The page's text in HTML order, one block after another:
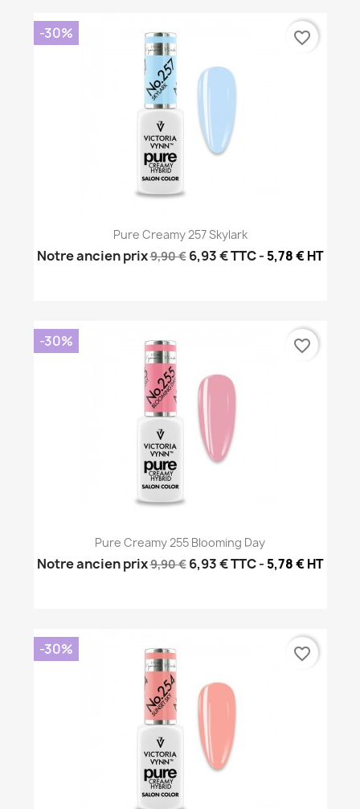
Pure Creamy 257 Skylark
Notre ancien prix9,90 € 6,93 €TTC- 5,78 € HT
-30% favorite_border
Pure Creamy 255 Blooming Day
Notre ancien prix9,90 € 6,93 €TTC- 5,78 € HT
-30% favorite_border
-30% favorite_border